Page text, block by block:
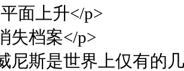
面上升</p>
档案</p>
是世界上仅有的几